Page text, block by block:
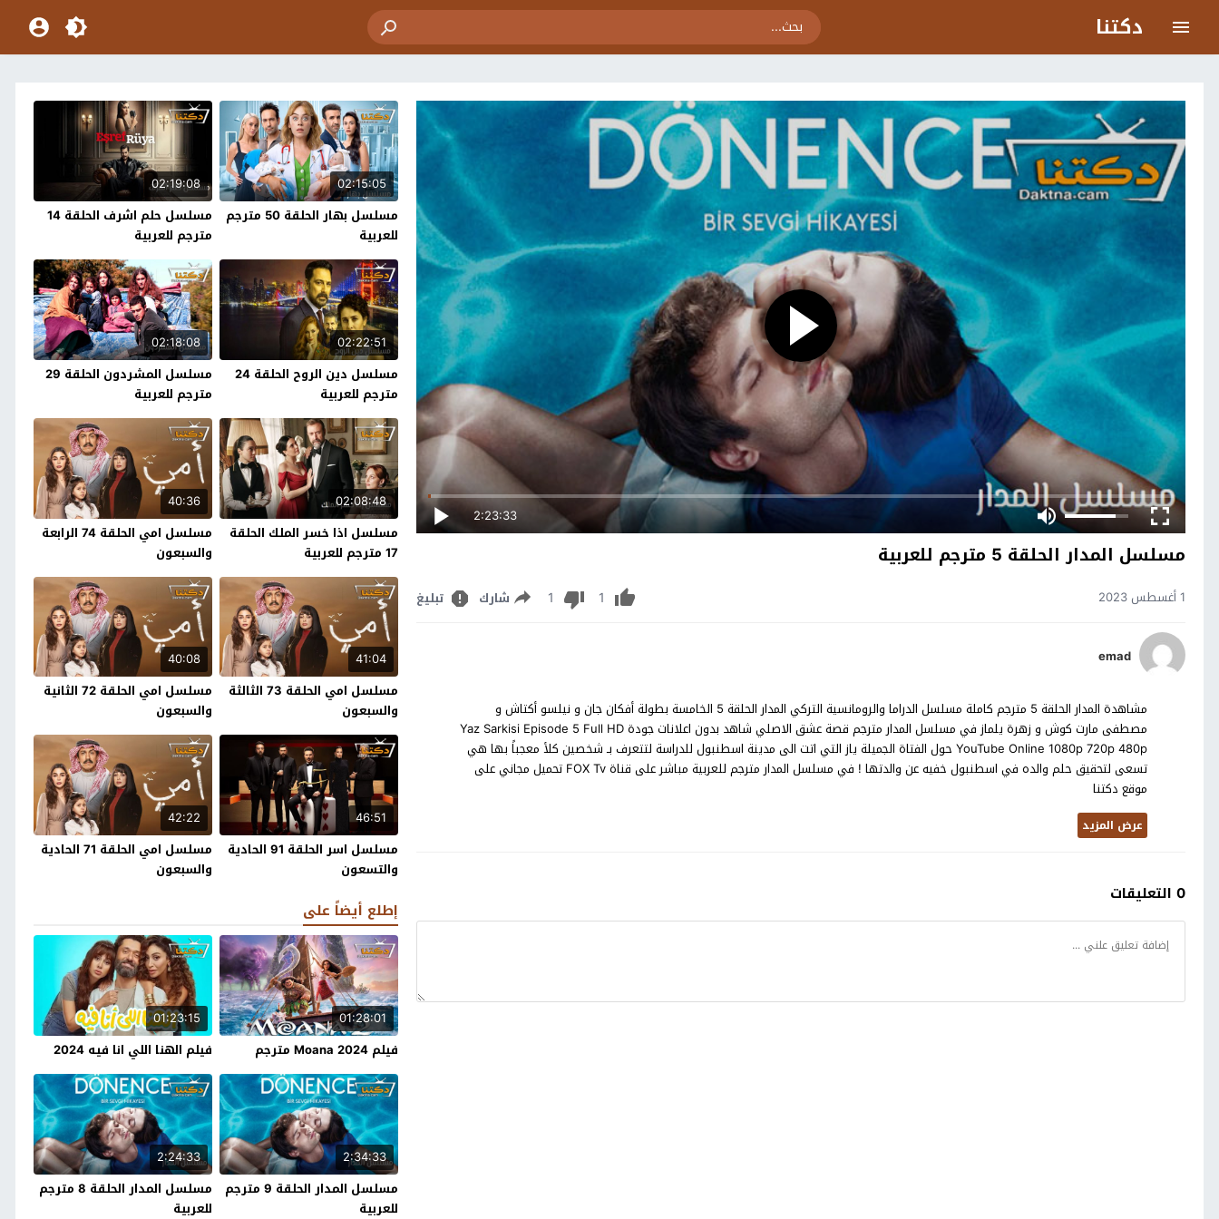
دكتنا
2:23:33
مسلسل المدار الحلقة 5 مترجم للعربية
1 أغسطس 2023 1
1 شارك تبليغ
emad
مشاهدة المدار الحلقة 5 مترجم كاملة مسلسل الدراما والرومانسية التركي المدار الحلقة 5 الخامسة بطولة أفكان جان و نيلسو أكتاش و
مصطفى مارت كوش و زهرة يلماز في مسلسل المدار مترجم قصة عشق الاصلي شاهد بدون اعلانات جودة Yaz Sarkisi Episode 5 Full HD
YouTube Online 1080p 720p 480p حول الفتاة الجميلة ياز التي اتت الى مدينة اسطنبول للدراسة لتتعرف بـ شخصين كلأ معجباً بها هي
تسعى لتحقيق حلم والده في اسطنبول خفيه عن والدتها ! في مسلسل المدار مترجم للعربية مباشر على قناة FOX Tv تحميل مجاني على
موقع دكتنا
عرض المزيد
0 التعليقات
02:15:05
مسلسل بهار الحلقة 50 مترجم
للعربية
02:19:08
مسلسل حلم اشرف الحلقة 14
مترجم للعربية
02:22:51
مسلسل دين الروح الحلقة 24
مترجم للعربية
02:18:08
مسلسل المشردون الحلقة 29
مترجم للعربية
02:08:48
مسلسل اذا خسر الملك الحلقة
17 مترجم للعربية
40:36
مسلسل امي الحلقة 74 الرابعة
والسبعون
41:04
مسلسل امي الحلقة 73 الثالثة
والسبعون
40:08
مسلسل امي الحلقة 72 الثانية
والسبعون
46:51
مسلسل اسر الحلقة 91 الحادية
والتسعون
42:22
مسلسل امي الحلقة 71 الحادية
والسبعون
إطلع أيضاً على
01:28:01
فيلم Moana 2024 مترجم
01:23:15
فيلم الهنا اللي انا فيه 2024
2:34:33
مسلسل المدار الحلقة 9 مترجم
للعربية
2:24:33
مسلسل المدار الحلقة 8 مترجم
للعربية